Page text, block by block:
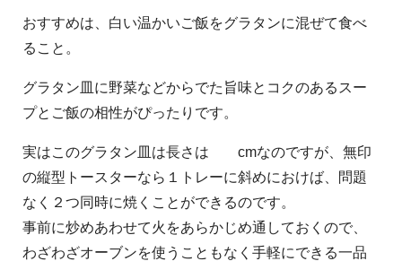
おすすめは、白い温かいご飯をグラタンに混ぜて食べ
ること。
グラタン皿に野菜などからでた旨味とコクのあるスー
プとご飯の相性がぴったりです。
実はこのグラタン皿は長さは cmなのですが、無印
の縦型トースターなら１トレーに斜めにおけば、問題
なく２つ同時に焼くことができるのです。
事前に炒めあわせて火をあらかじめ通しておくので、
わざわざオーブンを使うこともなく手軽にできる一品